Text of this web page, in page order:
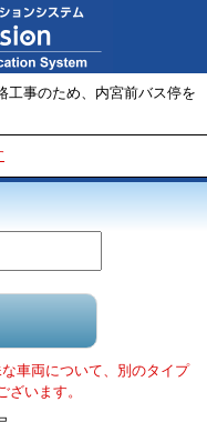
工事のため、内宮前バス停を
車両について、別のタイプ
います。